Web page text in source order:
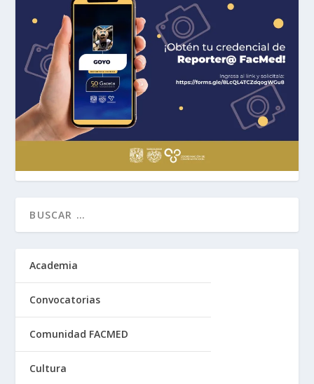
Academia
Convocatorias
Comunidad FACMED
Cultura